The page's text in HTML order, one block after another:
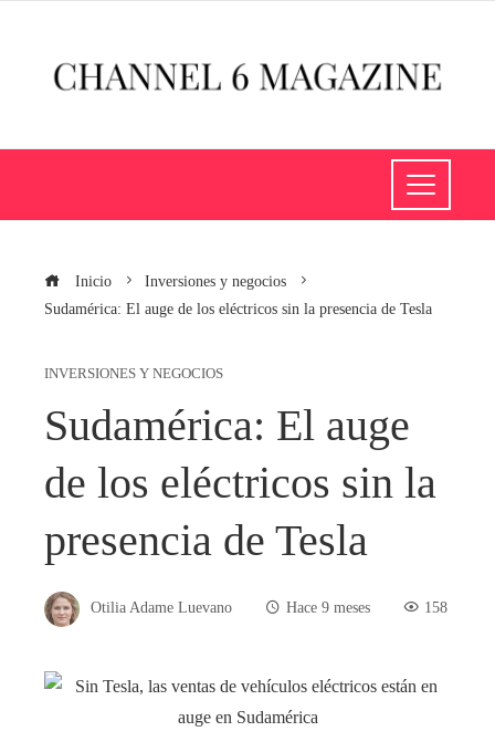
Inicio
Inversiones y negocios
Sudamérica: El auge de los eléctricos sin la presencia de Tesla
INVERSIONES Y NEGOCIOS
Sudamérica: El auge
de los eléctricos sin la
presencia de Tesla
Otilia Adame Luevano Hace 9 meses 158